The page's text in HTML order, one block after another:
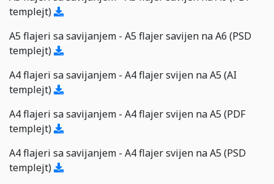
templejt)
A5 flajeri sa savijanjem - A5 flajer savijen na A6 (PSD
templejt)
A4 flajeri sa savijanjem - A4 flajer svijen na A5 (AI
templejt)
A4 flajeri sa savijanjem - A4 flajer svijen na A5 (PDF
templejt)
A4 flajeri sa savijanjem - A4 flajer svijen na A5 (PSD
templejt)